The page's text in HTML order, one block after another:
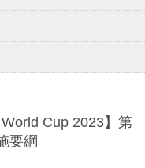
Cup 2023】第
要綱